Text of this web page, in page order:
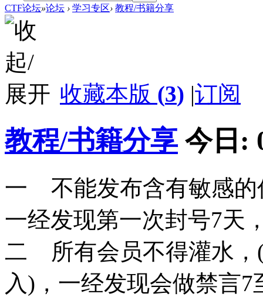
CTF论坛»论坛 › 学习专区› 教程/书籍分享
收藏本版 (3) |订阅
教程/书籍分享 今日:
一 不能发布含有敏感的
一经发现第一次封号7天
二 所有会员不得灌水，
入)，一经发现会做禁言